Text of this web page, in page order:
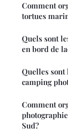
Comment
tortues
Quels sont
en bord de
Quelles
camping
Comment
Sud?